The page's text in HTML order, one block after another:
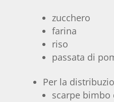
zucchero
farina
riso
passata di
Per la
scarpe bimbo